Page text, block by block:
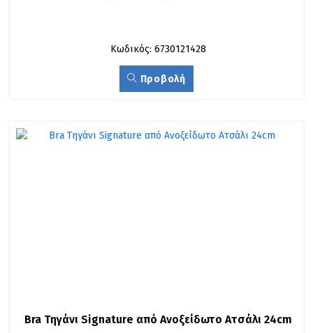
Κωδικός: 6730121428
Προβολή
Bra Τηγάνι Signature από Ανοξείδωτο Ατσάλι 24cm